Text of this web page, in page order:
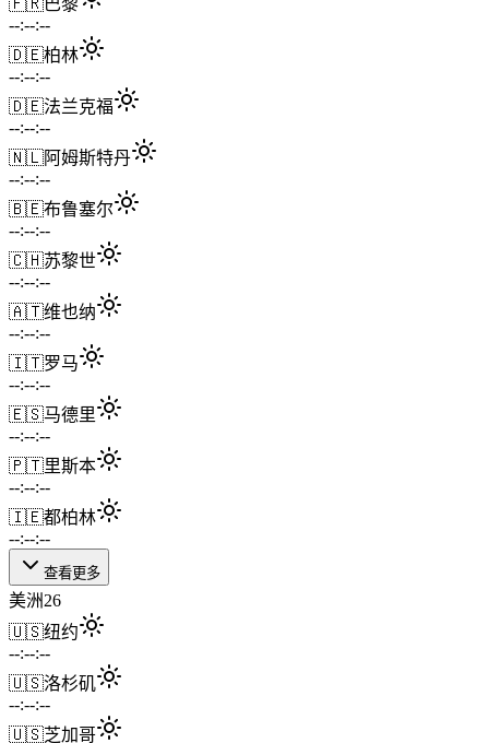
--:--:--
🇩🇪柏林
--:--:--
🇩🇪法兰克福
--:--:--
🇳🇱阿姆斯特丹
--:--:--
🇧🇪布鲁塞尔
--:--:--
🇨🇭苏黎世
--:--:--
🇦🇹维也纳
--:--:--
🇮🇹罗马
--:--:--
🇪🇸马德里
--:--:--
🇵🇹里斯本
--:--:--
🇮🇪都柏林
--:--:--
查看更多
美洲26
🇺🇸纽约
--:--:--
🇺🇸洛杉矶
--:--:--
🇺🇸芝加哥